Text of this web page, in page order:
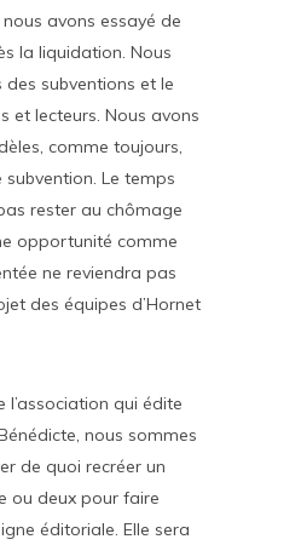
avons essayé de
la liquidation. Nous
subventions et le
et lecteurs. Nous avons
comme toujours,
Le temps
rester au chômage
opportunité comme
ne reviendra pas
des équipes d’Hornet
l’association qui édite
nous sommes
de quoi recréer un
ou deux pour faire
éditoriale. Elle sera